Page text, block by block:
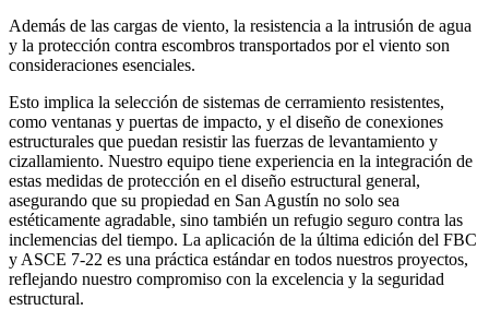
Además de las cargas de viento, la resistencia a la intrusión de agua
y la protección contra escombros transportados por el viento son
consideraciones esenciales.
Esto implica la selección de sistemas de cerramiento resistentes,
como ventanas y puertas de impacto, y el diseño de conexiones
estructurales que puedan resistir las fuerzas de levantamiento y
cizallamiento. Nuestro equipo tiene experiencia en la integración de
estas medidas de protección en el diseño estructural general,
asegurando que su propiedad en San Agustín no solo sea
estéticamente agradable, sino también un refugio seguro contra las
inclemencias del tiempo. La aplicación de la última edición del FBC
y ASCE 7-22 es una práctica estándar en todos nuestros proyectos,
reflejando nuestro compromiso con la excelencia y la seguridad
estructural.